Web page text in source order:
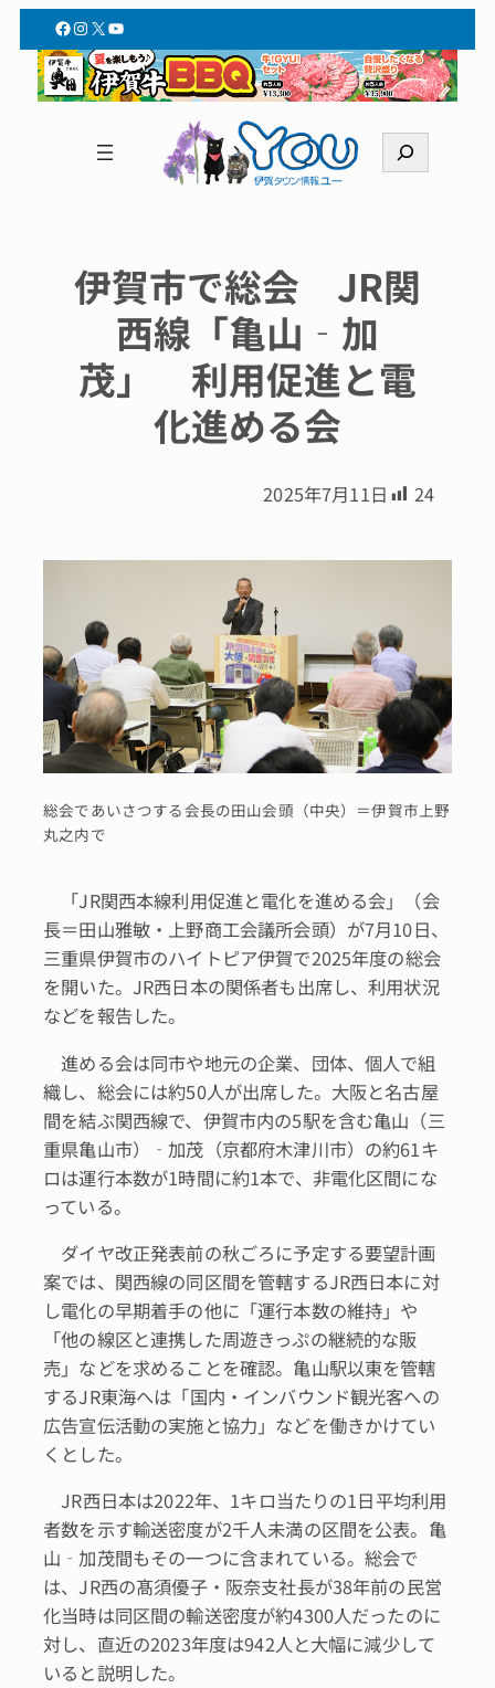
Facebook
Instagram
X YouTube
索
伊賀市で総会 JR関
西線「亀山‐加
茂」 利用促進と電
化進める会
2025年7月11日 24
総会であいさつする会長の田山会頭（中央）＝伊賀市上野
丸之内で
「JR関西本線利用促進と電化を進める会」（会
長＝田山雅敏・上野商工会議所会頭）が7月10日、
三重県伊賀市のハイトピア伊賀で2025年度の総会
を開いた。JR西日本の関係者も出席し、利用状況
などを報告した。
進める会は同市や地元の企業、団体、個人で組
織し、総会には約50人が出席した。大阪と名古屋
間を結ぶ関西線で、伊賀市内の5駅を含む亀山（三
重県亀山市）‐加茂（京都府木津川市）の約61キ
ロは運行本数が1時間に約1本で、非電化区間にな
っている。
ダイヤ改正発表前の秋ごろに予定する要望計画
案では、関西線の同区間を管轄するJR西日本に対
し電化の早期着手の他に「運行本数の維持」や
「他の線区と連携した周遊きっぷの継続的な販
売」などを求めることを確認。亀山駅以東を管轄
するJR東海へは「国内・インバウンド観光客への
広告宣伝活動の実施と協力」などを働きかけてい
くとした。
JR西日本は2022年、1キロ当たりの1日平均利用
者数を示す輸送密度が2千人未満の区間を公表。亀
山‐加茂間もその一つに含まれている。総会で
は、JR西の髙須優子・阪奈支社長が38年前の民営
化当時は同区間の輸送密度が約4300人だったのに
対し、直近の2023年度は942人と大幅に減少して
いると説明した。